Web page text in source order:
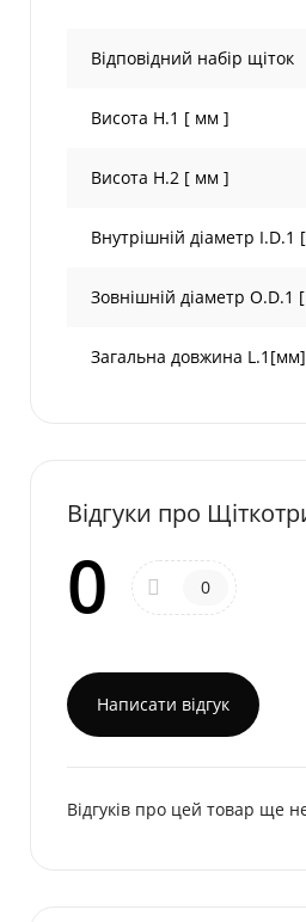
Відповідний набір щіток
Висота H.1 [ мм ]
Висота H.2 [ мм ]
Внутрішній діаметр I.D.1
Зовнішній діаметр O.D.1
Загальна довжина L.1[мм]
Відгуки про
0 0
Написати відгук
Відгуків про цей товар ще